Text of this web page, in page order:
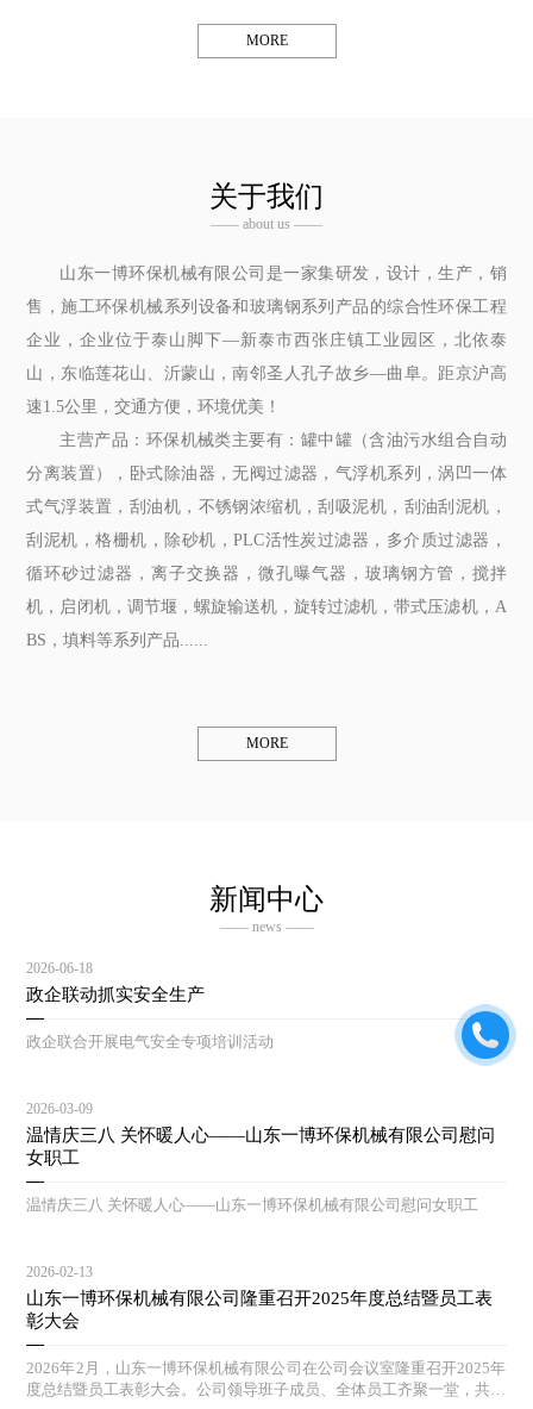
MORE
关于我们
—— about us ——
山东一博环保机械有限公司是一家集研发，设计，生产，销
售，施工环保机械系列设备和玻璃钢系列产品的综合性环保工程
企业，企业位于泰山脚下—新泰市西张庄镇工业园区，北依泰
山，东临莲花山、沂蒙山，南邻圣人孔子故乡—曲阜。距京沪高
速1.5公里，交通方便，环境优美！
主营产品：环保机械类主要有：罐中罐（含油污水组合自动
分离装置），卧式除油器，无阀过滤器，气浮机系列，涡凹一体
式气浮装置，刮油机，不锈钢浓缩机，刮吸泥机，刮油刮泥机，
刮泥机，格栅机，除砂机，PLC活性炭过滤器，多介质过滤器，
循环砂过滤器，离子交换器，微孔曝气器，玻璃钢方管，搅拌
机，启闭机，调节堰，螺旋输送机，旋转过滤机，带式压滤机，A
BS，填料等系列产品......
MORE
新闻中心
—— news ——
2026-06-18
政企联动抓实安全生产
政企联合开展电气安全专项培训活动
2026-03-09
温情庆三八 关怀暖人心——山东一博环保机械有限公司慰问
女职工
温情庆三八 关怀暖人心——山东一博环保机械有限公司慰问女职工
2026-02-13
山东一博环保机械有限公司隆重召开2025年度总结暨员工表
彰大会
2026年2月，山东一博环保机械有限公司在公司会议室隆重召开2025年
度总结暨员工表彰大会。公司领导班子成员、全体员工齐聚一堂，共同